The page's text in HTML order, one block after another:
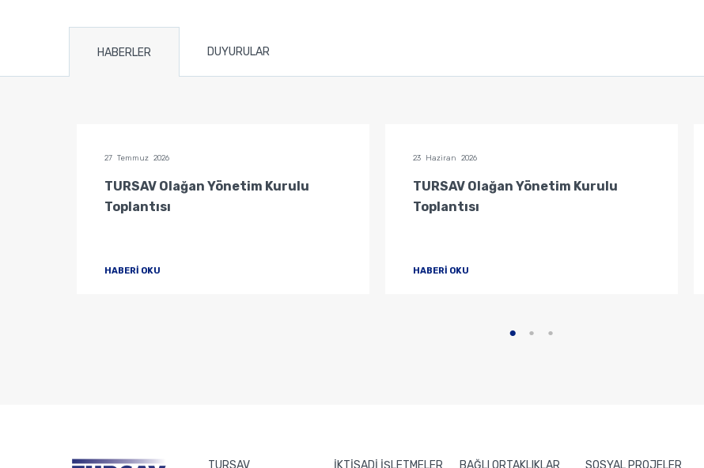
HABERLER DUYURULAR
27 Temmuz 2026
TURSAV Olağan Yönetim Kurulu
Toplantısı
HABERİ OKU
23 Haziran 2026
TURSAV Olağan Yönetim Kurulu
Toplantısı
HABERİ OKU
TURSAV İKTİSADİ İŞLETMELER BAĞLI ORTAKLIKLAR SOSYAL PROJELER